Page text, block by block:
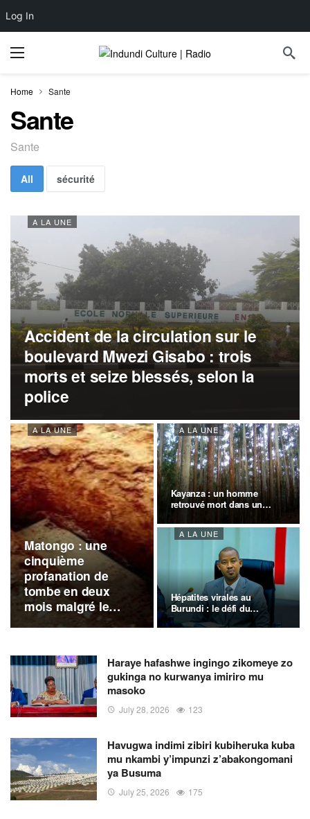
Log In
Home Sante
Sante
Sante
All sécurité
A LA UNE
Accident de la circulation sur le
boulevard Mwezi Gisabo : trois
morts et seize blessés, selon la
police
A LA UNE
Matongo : une
cinquième
profanation de
tombe en deux
mois malgré le
renforcement des
sécurité
A LA UNE
Kayanza : un homme
retrouvé mort dans un
A LA UNE
Hépatites virales au
Burundi : le défi du
dépistage…
Haraye hafashwe ingingo zikomeye zo
gukinga no kurwanya imiriro mu
masoko
July 28, 2026 123
Havugwa indimi zibiri kubiheruka kuba
mu nkambi y’impunzi z’abakongomani
ya Busuma
July 25, 2026 175